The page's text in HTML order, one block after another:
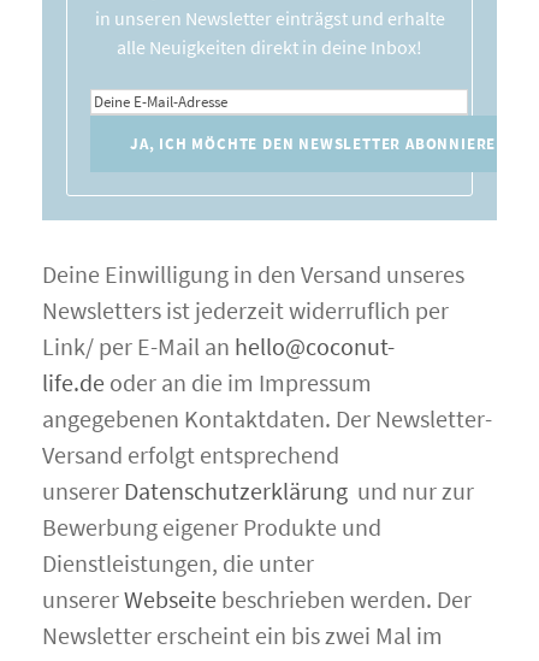
in unseren Newsletter einträgst und erhalte
alle Neuigkeiten direkt in deine Inbox!
Deine Einwilligung in den Versand unseres
Newsletters ist jederzeit widerruflich per
Link/ per E-Mail an hello@coconut-
life.de oder an die im Impressum
angegebenen Kontaktdaten. Der Newsletter-
Versand erfolgt entsprechend
unserer Datenschutzerklärung und nur zur
Bewerbung eigener Produkte und
Dienstleistungen, die unter
unsererWebseite beschrieben werden. Der
Newsletter erscheint ein bis zwei Mal im